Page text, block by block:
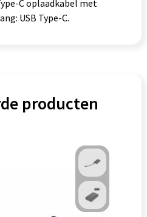
C oplaadkabel met
USB Type-C.
producten